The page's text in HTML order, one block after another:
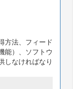
方法、フィード
能）、ソフトウ
しなければなり